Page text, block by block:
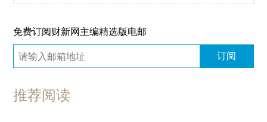
免费订阅财新网主编精选版电邮
订阅
推荐阅读